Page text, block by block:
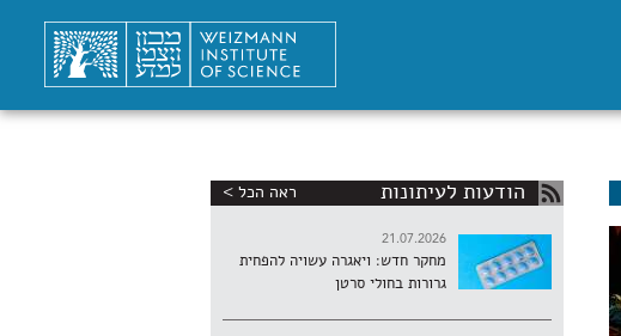
הודעות לעיתונות ראה הכל >
21.07.2026
מחקר חדש: ויאגרה עשויה להפחית
גרורות בחולי סרטן